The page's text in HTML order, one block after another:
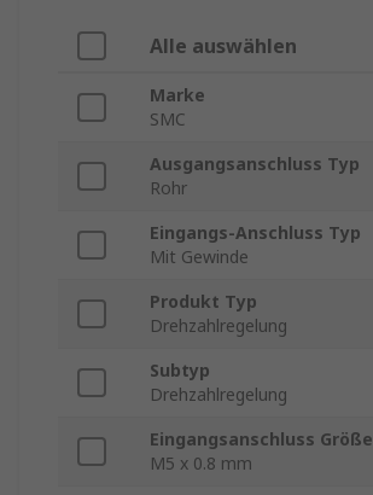
Alle auswählen
Marke
SMC
Ausgangsanschluss Typ
Rohr
Eingangs-Anschluss Typ
Mit Gewinde
Produkt Typ
Drehzahlregelung
Subtyp
Drehzahlregelung
Eingangsanschluss Größe
M5 x 0.8 mm